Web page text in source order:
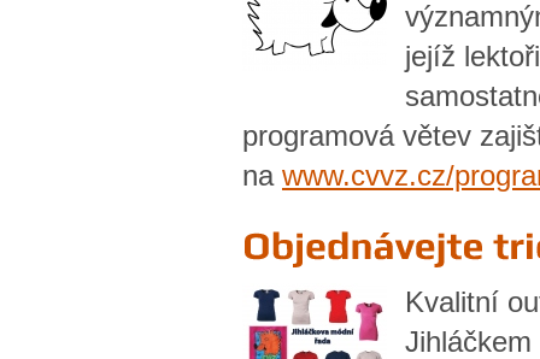
jejíž
programová větev
na www.cvvz.cz/
Kvalitní